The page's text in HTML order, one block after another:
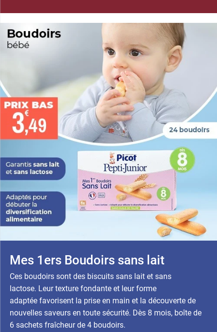
Mes 1ers Boudoirs sans lait
Ces boudoirs sont des biscuits sans lait et sans
lactose. Leur texture fondante et leur forme
adaptée favorisent la prise en main et la découverte de
nouvelles saveurs en toute sécurité. Dès 8 mois, boîte de
6 sachets fraîcheur de 4 boudoirs.